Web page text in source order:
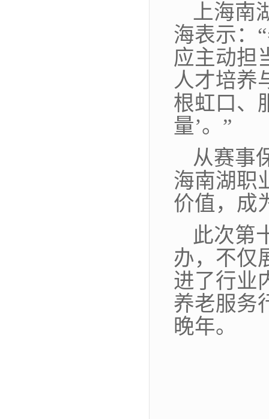
上海南
海表示：
应主动担
人才培养
根虹口、
量’。”
从赛事
海南湖职
价值，成
此次第
办，不仅
进了行业
养老服务
晚年。